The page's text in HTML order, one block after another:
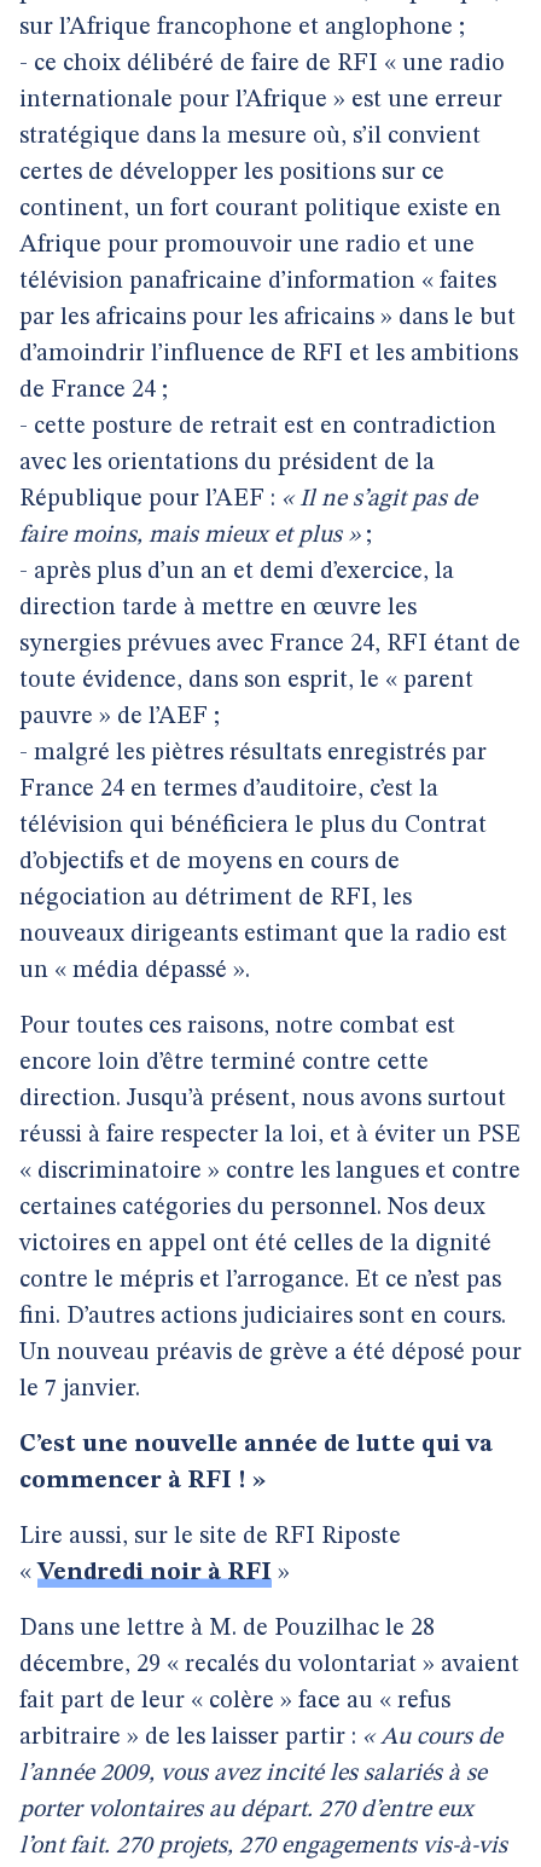
sur l’Afrique francophone et anglophone ;
- ce choix délibéré de faire de RFI « une radio
internationale pour l’Afrique » est une erreur
stratégique dans la mesure où, s’il convient
certes de développer les positions sur ce
continent, un fort courant politique existe en
Afrique pour promouvoir une radio et une
télévision panafricaine d’information « faites
par les africains pour les africains » dans le but
d’amoindrir l’influence de RFI et les ambitions
de France 24 ;
- cette posture de retrait est en contradiction
avec les orientations du président de la
République pour l’AEF : « Il ne s’agit pas de
faire moins, mais mieux et plus »;
- après plus d’un an et demi d’exercice, la
direction tarde à mettre en œuvre les
synergies prévues avec France 24, RFI étant de
toute évidence, dans son esprit, le « parent
pauvre » de l’AEF ;
- malgré les piètres résultats enregistrés par
France 24 en termes d’auditoire, c’est la
télévision qui bénéficiera le plus du Contrat
d’objectifs et de moyens en cours de
négociation au détriment de RFI, les
nouveaux dirigeants estimant que la radio est
un « média dépassé ».
Pour toutes ces raisons, notre combat est
encore loin d’être terminé contre cette
direction. Jusqu’à présent, nous avons surtout
réussi à faire respecter la loi, et à éviter un PSE
« discriminatoire » contre les langues et contre
certaines catégories du personnel. Nos deux
victoires en appel ont été celles de la dignité
contre le mépris et l’arrogance. Et ce n’est pas
fini. D’autres actions judiciaires sont en cours.
Un nouveau préavis de grève a été déposé pour
le 7 janvier.
C’est une nouvelle année de lutte qui va
commencer à RFI ! »
Lire aussi, sur le site de RFI Riposte
« Vendredi noir à RFI »
Dans une lettre à M. de Pouzilhac le 28
décembre, 29 « recalés du volontariat » avaient
fait part de leur « colère » face au « refus
arbitraire » de les laisser partir : « Au cours de
l’année 2009, vous avez incité les salariés à se
porter volontaires au départ. 270 d’entre eux
l’ont fait. 270 projets, 270 engagements vis-à-vis